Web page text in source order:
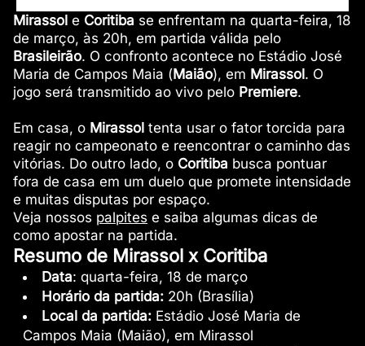
Mirassol e Coritiba se enfrentam na quarta-feira, 18
de março, às 20h, em partida válida pelo
Brasileirão. O confronto acontece no Estádio José
Maria de Campos Maia (Maião), em Mirassol . O
jogo será transmitido ao vivo pelo Premiere.
Em casa, o Mirassol tenta usar o fator torcida para
reagir no campeonato e reencontrar o caminho das
vitórias. Do outro lado, o Coritiba busca pontuar
fora de casa em um duelo que promete intensidade
e muitas disputas por espaço.
Veja nossos palpites e saiba algumas dicas de
como apostar na partida.
Resumo de Mirassol x Coritiba
Data: quarta-feira, 18 de março
Horário da partida:20h (Brasília)
Local da partida:Estádio José Maria de
Campos Maia (Maião), em Mirassol